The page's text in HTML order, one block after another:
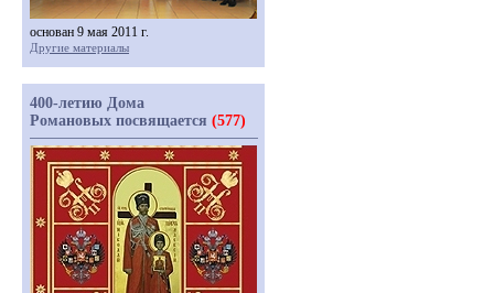
основан 9 мая 2011 г.
Другие материалы
400-летию Дома
Романовых посвящается (577)